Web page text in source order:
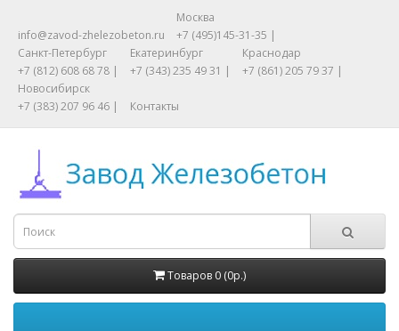
info@zavod-zhelezobeton.ru
Москва
+7 (495)145-31-35 |
Санкт-Петербург
+7 (812) 608 68 78 |
Екатеринбург
+7 (343) 235 49 31 |
Краснодар
+7 (861) 205 79 37 |
Новосибирск
+7 (383) 207 96 46 |
Контакты
Товаров 0 (0р.)